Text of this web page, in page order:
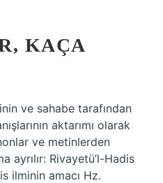
KAÇA
ve sahabe tarafından
aktarımı olarak
ve metinlerden
ayrılır: Rivayetü’l-Hadis
ilminin amacı Hz.